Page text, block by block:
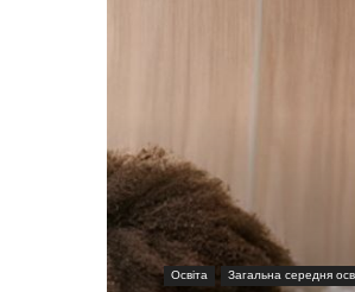
Освіта Загальна середня